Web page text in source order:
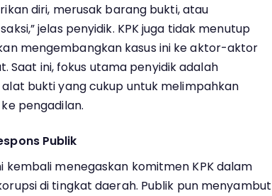
diri, merusak barang bukti, atau
jelas penyidik. KPK juga tidak menutup
mengembangkan kasus ini ke aktor-aktor
Saat ini, fokus utama penyidik adalah
bukti yang cukup untuk melimpahkan
pengadilan.
Publik
kembali menegaskan komitmen KPK dalam
di tingkat daerah. Publik pun menyambut